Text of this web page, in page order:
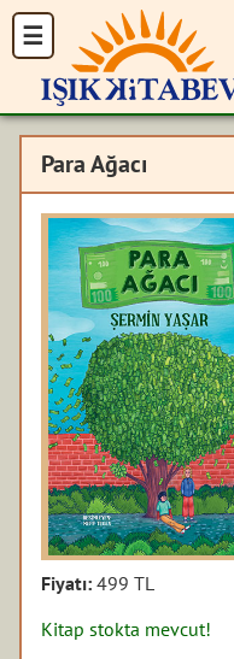
Para Ağacı
Fiyatı:499 TL
Kitap stokta mevcut!